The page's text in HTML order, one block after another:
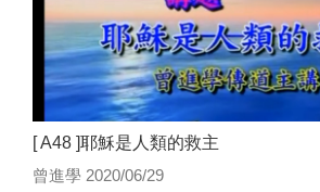
[ A48 ]耶穌是人類的救主
曾進學 2020/06/29